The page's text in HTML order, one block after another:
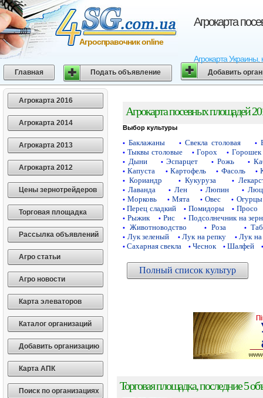
Агрокарта
Агрокарта
Агросправочник online
Главная Подать объявление Добавить
Агрокарта 2016
Агрокарта 2014
Агрокарта 2013
Агрокарта 2012
Цены зернотрейдеров
Торговая площадка
Рассылка объявлений
Агро статьи
Агро новости
Карта элеваторов
Каталог организаций
Добавить организацию
Карта АПК
Поиск по организациях
Агрокарта посевных площадей
Выбор культуры
• Баклажаны • Свекла столовая •
• Тыквы столовые • Горох • Горошек
• Дыни • Эспарцет • Рожь •
• Капуста • Картофель • Фасоль •
• Кориандр • Кукуруза •
• Лаванда • Лен • Люпин •
• Морковь • Мята • Овес • Огурцы
• Перец сладкий • Помидоры • Просо
• Рыжик • Рис • Подсолнечник на
• Животноводство • Роза •
• Лук зеленый • Лук на репку • Лук на
• Сахарная свекла • Чеснок • Шалфей •
Полный список культур
Торговая площадка, последние 5